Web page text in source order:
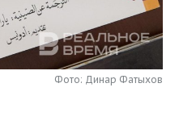
Фото: Динар Фатыхов